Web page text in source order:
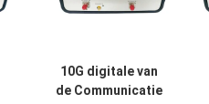
10G digitale van
de Communicatie